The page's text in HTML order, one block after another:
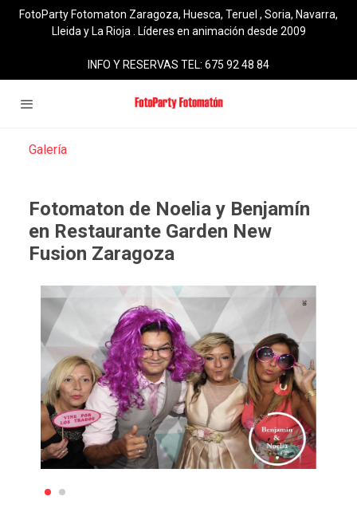
FotoParty Fotomaton Zaragoza, Huesca, Teruel , Soria, Navarra,
Lleida y La Rioja . Líderes en animación desde 2009
INFO Y RESERVAS TEL: 675 92 48 84
Galería
Fotomaton de Noelia y Benjamín
en Restaurante Garden New
Fusion Zaragoza